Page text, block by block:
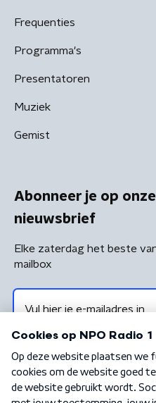
Frequenties
Programma's
Presentatoren
Muziek
Gemist
Abonneer je op
nieuwsbrief
Elke zaterdag het beste
mailbox
Algemene voorwaarden